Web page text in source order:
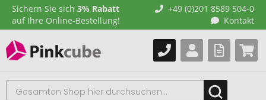
Sichern Sie sich 3% Rabatt
auf Ihre Online-Bestellung!
+49 (0)201 8589 504-0
Kontakt